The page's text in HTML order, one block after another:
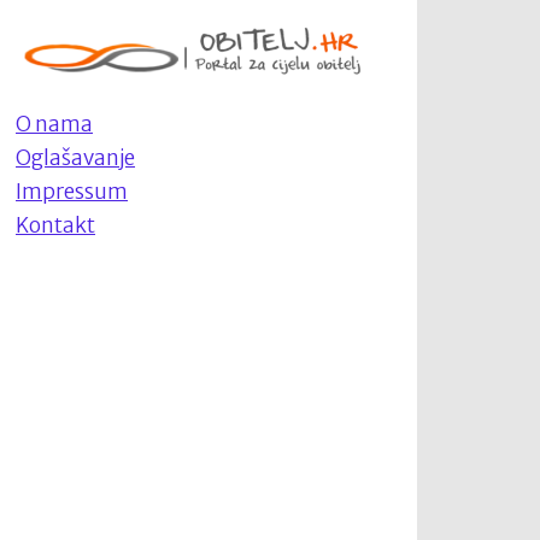
O nama
Oglašavanje
Impressum
Kontakt